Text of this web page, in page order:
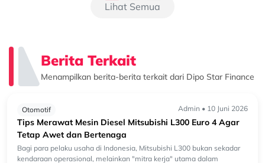
Lihat Semua
Berita Terkait
Menampilkan berita-berita terkait dari Dipo Star Finance
Otomotif Admin • 10 Juni 2026